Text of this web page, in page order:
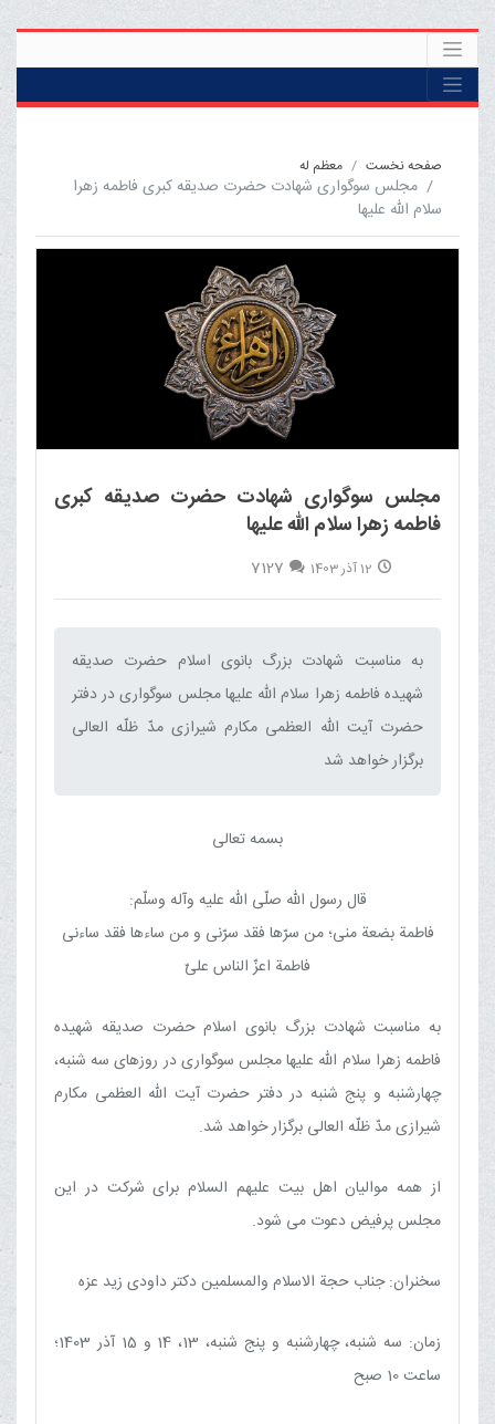
صفحه نخست معظم له
مجلس سوگواری شهادت حضرت صدیقه کبری فاطمه زهرا
سلام الله علیها
مجلس سوگواری شهادت حضرت صدیقه کبری
فاطمه زهرا سلام الله علیها
12 آذر 1403 7127
به مناسبت شهادت بزرگ بانوی اسلام حضرت صدیقه
شهیده فاطمه زهرا سلام الله علیها مجلس سوگواری در دفتر
حضرت آیت الله العظمی مکارم شیرازی مدّ ظلّه العالی
برگزار خواهد شد‌‌
بسمه تعالی
قال رسول الله صلّی الله علیه وآله وسلّم:
فاطمة بضعة منی؛ من سرّها فقد سرّنی و من ساءها فقد ساءنی
فاطمة اعزّ الناس علیّ
به مناسبت شهادت بزرگ بانوی اسلام حضرت صدیقه شهیده
فاطمه زهرا سلام الله علیها مجلس سوگواری در روزهای سه شنبه،
چهارشنبه و پنج شنبه در دفتر حضرت آیت الله العظمی مکارم
شیرازی مدّ ظلّه العالی برگزار خواهد شد.
از همه موالیان اهل بیت علیهم السلام برای شرکت در این
مجلس پرفیض دعوت می شود.
سخنران: جناب حجة الاسلام والمسلمین دکتر داودی زید عزه
زمان: سه شنبه،‌ چهارشنبه و پنج شنبه، 13، 14 و 15 آذر 1403؛
ساعت 10 صبح